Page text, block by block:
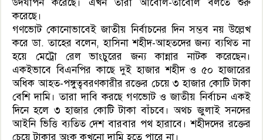
করেছে।
গণভোট কোনোভাবেই জাতীয় নির্বাচনের দিন সম্ভব নয় উল্লেখ
করে ডা. তাহের বলেন, হাসিনা শহীদ-আহতদের জন্য ব্যথিত না
হয়ে মেট্রো রেল ভাংচুরের জন্য কান্নার নাটক করেছেন।
একইভাবে বিএনপির কাছে দুই হাজার শহীদ ও ৫০ হাজারের
অধিক আহত-পঙ্গুত্ববরণকারীর রক্তের চেয়ে ৩ হাজার কোটি টাকা
বেশি দামি। তারা দাবি করছে গণভোট ও জাতীয় নির্বাচন একই
দিনে হলে ৩ হাজার কোটি টাকা বাঁচবে। অথচ জুলাই সনদের
আইনি ভিত্তি ব্যতিত দেশ বারবার পথ হারাবে। শহীদদের রক্তের
চেয়ে টাকার অংক কখনো দামি হতে পারে না।